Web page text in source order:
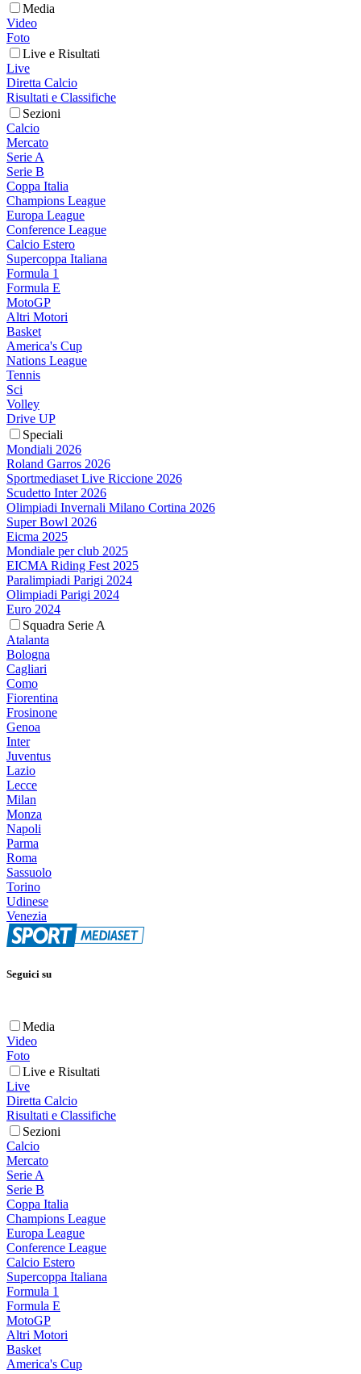
Media
Video
Foto
Live e Risultati
Live
Diretta Calcio
Risultati e Classifiche
Sezioni
Calcio
Mercato
Serie A
Serie B
Coppa Italia
Champions League
Europa League
Conference League
Calcio Estero
Supercoppa Italiana
Formula 1
Formula E
MotoGP
Altri Motori
Basket
America's Cup
Nations League
Tennis
Sci
Volley
Drive UP
Speciali
Mondiali 2026
Roland Garros 2026
Sportmediaset Live Riccione 2026
Scudetto Inter 2026
Olimpiadi Invernali Milano Cortina 2026
Super Bowl 2026
Eicma 2025
Mondiale per club 2025
EICMA Riding Fest 2025
Paralimpiadi Parigi 2024
Olimpiadi Parigi 2024
Euro 2024
Squadra Serie A
Atalanta
Bologna
Cagliari
Como
Fiorentina
Frosinone
Genoa
Inter
Juventus
Lazio
Lecce
Milan
Monza
Napoli
Parma
Roma
Sassuolo
Torino
Udinese
Venezia
Seguici su
Media
Video
Foto
Live e Risultati
Live
Diretta Calcio
Risultati e Classifiche
Sezioni
Calcio
Mercato
Serie A
Serie B
Coppa Italia
Champions League
Europa League
Conference League
Calcio Estero
Supercoppa Italiana
Formula 1
Formula E
MotoGP
Altri Motori
Basket
America's Cup